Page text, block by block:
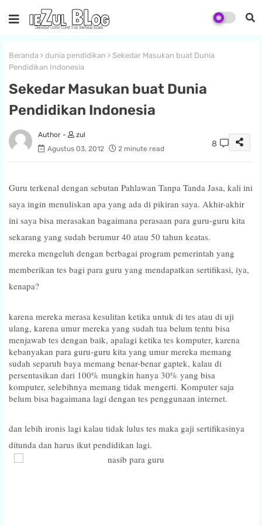
Beranda dunia pendidikan
Sekedar Masukan buat Dunia
Pendidikan Indonesia
Sekedar Masukan buat Dunia
Pendidikan Indonesia
zul
Agustus 03, 2012
2 minute read
8
Guru terkenal dengan sebutan Pahlawan Tanpa Tanda Jasa, kali ini
saya ingin menuliskan apa yang ada di pikiran saya. Akhir-akhir
ini saya bisa merasakan bagaimana perasaan para guru-guru kita
sekarang yang sudah berumur 40 atau 50 tahun keatas.
mereka mengeluh dengan berbagai program pemerintah yang
memberikan tes bagi para guru yang mendapatkan sertifikasi, iya,
kenapa?
karena mereka merasa kesulitan ketika untuk di tes atau di uji
ulang, karena umur mereka yang sudah tua belum tentu bisa
menjawab tes dengan baik, apalagi ketika tes komputer, karena
kebanyakan para guru-guru kita yang umur mereka memang
sudah separuh baya memang benar-benar gaptek, kalau di
persentasikan dari 100% mungkin hanya 30% yang bisa
komputer, selebihnya memang tidak mengerti. Komputer saja
belum bisa bagaimana lagi dengan tes penggunaan internet.
dan lebih ironis lagi kalau tidak lulus tes maka gaji sertifikasinya
ditunda dan harus ikut pendidikan lagi.